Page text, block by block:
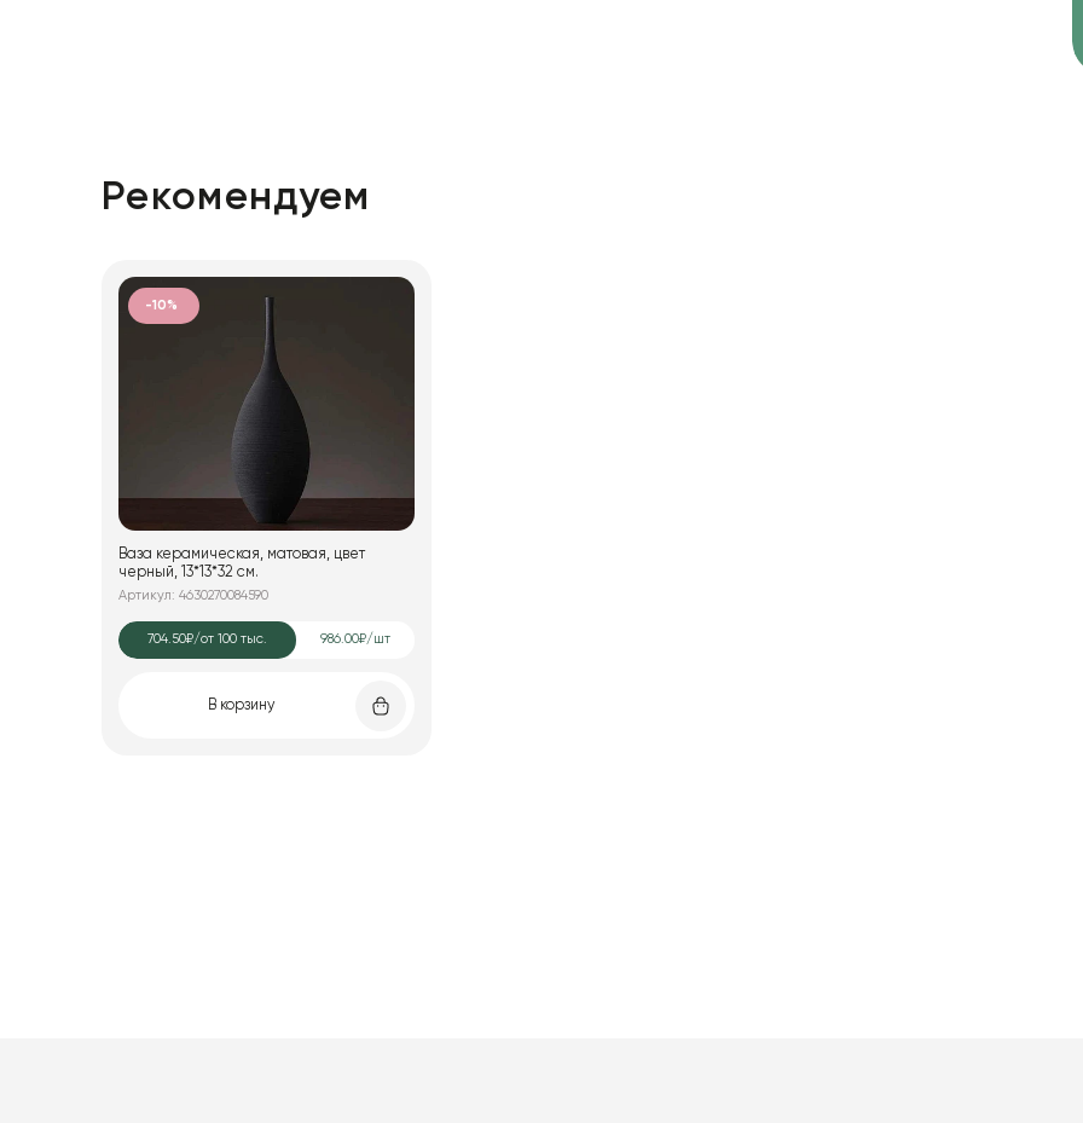
Рекомендуем
-10%
Ваза керамическая, матовая, цвет
черный, 13*13*32 см.
Артикул: 4630270084590
704.50₽/от 100 тыс. 986.00₽/шт
В корзину